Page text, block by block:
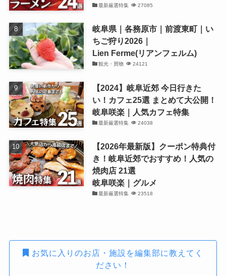
最新厳選特集 27085
岐阜県｜各務原市｜前渡東町｜い
ちご狩り2026｜
Lien Ferme(リアンフェルム)
観光・買物 24121
【2024】岐阜近郊 今日行きた
い！カフェ25選 まとめて大公開！
岐阜咲楽｜人気カフェ特集
最新厳選特集 24038
【2026年最新版】クーポン特典付
き！岐阜近郊でおすすめ！人気の
焼肉店 21選
岐阜咲楽｜グルメ
最新厳選特集 23518
お気に入りのお店・施設を編集部に教えてく
ださい！